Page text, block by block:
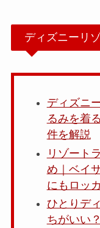
ディズニーリ
ディズニ
るみを着
件を解説
リゾート
め｜ベイ
にもロッ
ひとりデ
ちがいい